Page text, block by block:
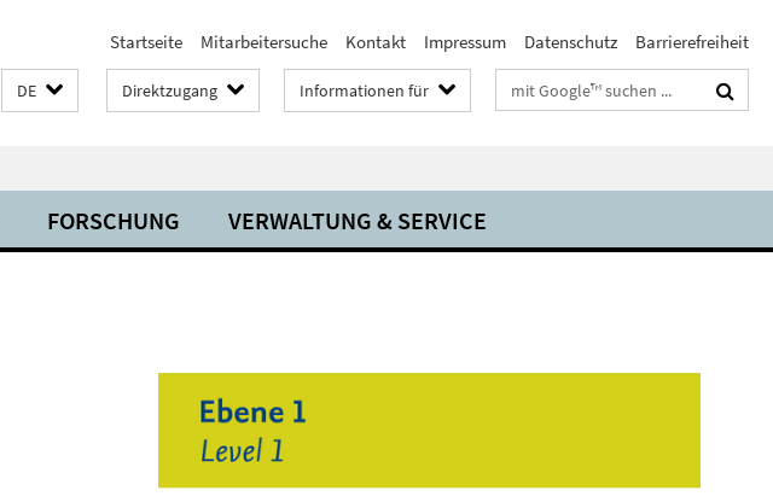
Startseite Mitarbeitersuche Kontakt Impressum Datenschutz Barrierefreiheit
DE Direktzugang Informationen für Suchbegriffe
FORSCHUNG VERWALTUNG & SERVICE